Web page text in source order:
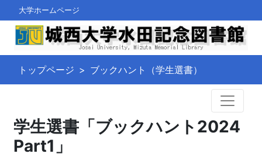
大学ホームページ
トップページ ブックハント（学生選書）
学生選書「ブックハント2024
Part1」